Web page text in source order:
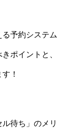
予約システム
ポイントと、
！
待ち」のメリ